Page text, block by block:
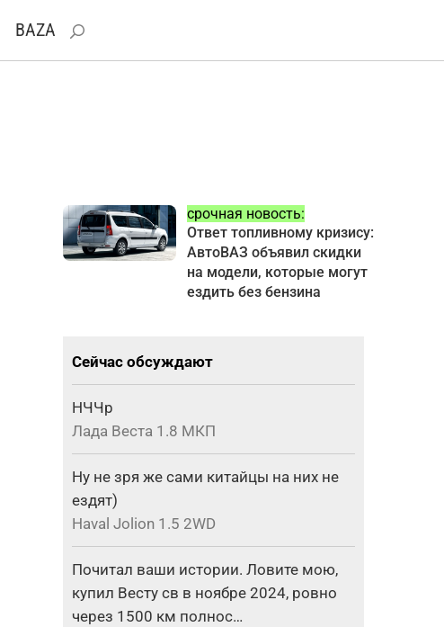
BAZA
срочная новость:
Ответ топливному кризису:
АвтоВАЗ объявил скидки
на модели, которые могут
ездить без бензина
Сейчас обсуждают
НЧЧр
Лада Веста 1.8 МКП
Ну не зря же сами китайцы на них не
ездят)
Haval Jolion 1.5 2WD
Почитал ваши истории. Ловите мою,
купил Весту св в ноябре 2024, ровно
через 1500 км полнос…